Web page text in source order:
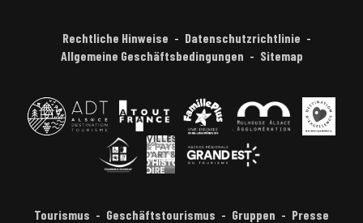
Rechtliche Hinweise
Datenschutzrichtlinie
Allgemeine Geschäftsbedingungen
Sitemap
Tourismus Geschäftstourismus Gruppen Presse